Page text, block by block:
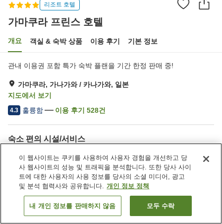
리조트 호텔
가마쿠라 프린스 호텔
개요 객실 & 숙박 상품 이용 후기 기본 정보
관내 이용권 포함 특가 숙박 플랜을 기간 한정 판매 중!
가마쿠라, 가나가와 / 카나가와, 일본
지도에서 보기
4.3 훌륭함 이용 후기 528건
숙소 편의 시설/서비스
주차장
수영장
레스토랑
프라이빗 다이닝
일본 가나가와 / 카나가와 가마쿠라
객실 보기
이 웹사이트는 쿠키를 사용하여 사용자 경험을 개선하고 당
사 웹사이트의 성능 및 트래픽을 분석합니다. 또한 당사 사이
트에 대한 사용자의 사용 정보를 당사의 소셜 미디어, 광고
및 분석 협력사와 공유합니다. 개인 정보 정책
내 개인 정보를 판매하지 않음 모두 수락